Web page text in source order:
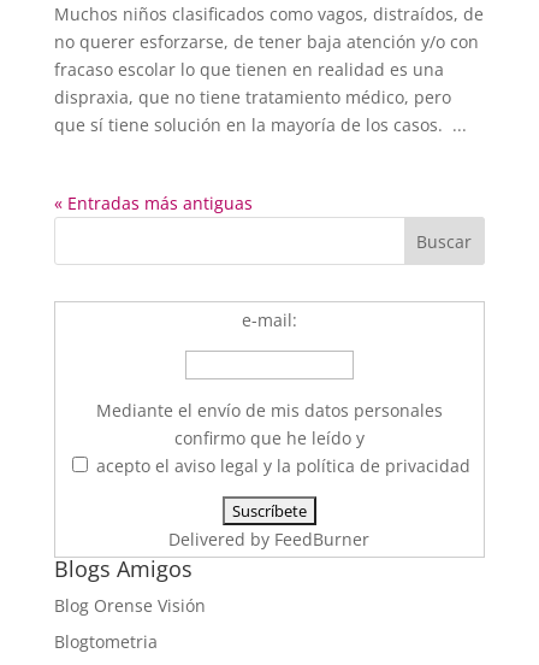
Muchos niños clasificados como vagos, distraídos, de
no querer esforzarse, de tener baja atención y/o con
fracaso escolar lo que tienen en realidad es una
dispraxia, que no tiene tratamiento médico, pero
que sí tiene solución en la mayoría de los casos. ...
« Entradas más antiguas
e-mail:
Mediante el envío de mis datos personales
confirmo que he leído y
acepto el aviso legal y la política de privacidad
Delivered by FeedBurner
Blogs Amigos
Blog Orense Visión
Blogtometria